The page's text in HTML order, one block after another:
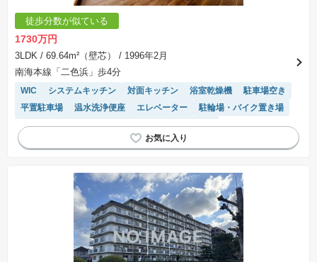
徒歩分数が似ている
1730万円
3LDK / 69.64m²（壁芯）
/ 1996年2月
南海本線「二色浜」歩4分
WIC システムキッチン 対面キッチン 浴室乾燥機
駐車場空き
平置駐車場
温水洗浄便座 エレベーター
駐輪場・バイク置き場
平坦地
モニター付きインターホン
陽当り良好
リフォーム済み物件
駐車場(普通車)あり